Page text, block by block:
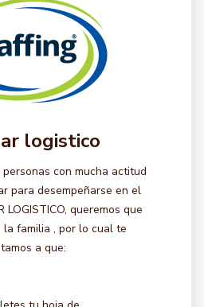
logistico
con mucha actitud
para desempeñarse en el
LOGISTICO, queremos que
la familia , por lo cual te
a que: